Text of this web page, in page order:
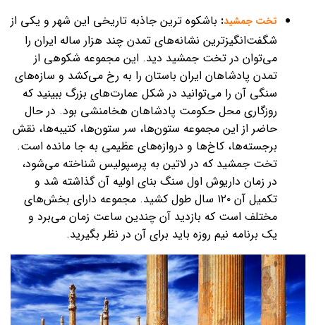
تخت جمشید: باشکوه ترین جاذبه تاریخی این شهر و یکی از
شگفت‌انگیزترین نشانه‌های تمدن چند هزار ساله ایران را
می‌توان در تخت جمشید دید. این مجموعه شکوهی از
تمدن پادشاهان ایران باستان را به رخ می‌کشد و سازه‌های
سنگی آن را می‌توانید در شکل عمارت‌های بزرگ ببینید که
روزگاری محل حکومت پادشاهان هخامنشی بود. در حال
حاضر از این مجموعه ستون‌ها، سر ستون‌ها، کتیبه‌ها، نقش
برجسته‌ها، کاخ‌ها و دروازه‌های عظیمی به جا مانده است.
تخت جمشید که در لاتین به پرسپولیس شناخته می‌شود،
در زمان داریوش اول سنگ بنای اولیه آن گذاشته شد و
تکمیل آن ۱۲۰ سال طول کشید. مجموعه دارای بخش‌های
مختلف است که بازدید آن چندین ساعت زمان می‌برد و
یک برنامه نیم روزه باید برای آن در نظر بگیرید.